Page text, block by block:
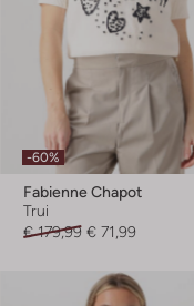
-60%
Fabienne Chapot
Trui
€ 179,99 € 71,99